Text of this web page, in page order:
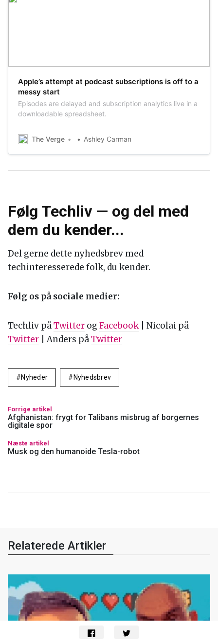
Apple’s attempt at podcast subscriptions is off to a
messy start
Episodes are delayed and subscription analytics live in a
downloadable spreadsheet.
The Verge Ashley Carman
Følg Techliv — og del med
dem du kender...
Del gerne dette nyhedsbrev med
techinteresserede folk, du kender.
Følg os på sociale medier:
Techliv påTwitter og Facebook| Nicolai på
Twitter | Anders påTwitter
Nyheder Nyhedsbrev
Forrige artikel
Afghanistan: frygt for Talibans misbrug af borgernes
digitale spor
Næste artikel
Musk og den humanoide Tesla-robot
Relaterede Artikler